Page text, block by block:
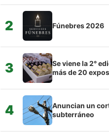
2 Fúnebres 2026
3
Se viene la 2°
más de 20
4
Anuncian un
subterráneo